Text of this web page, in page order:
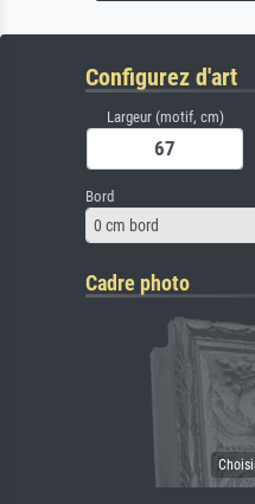
Configurez d'art
Largeur (motif, cm)
Bord
0 cm bord
Cadre photo